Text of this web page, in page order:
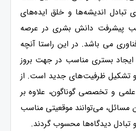
تبادل اندیشه‌ها و خلق ایده‌های
پیشرفت دانش بشری در عرصه
می باشد. در این راستا آنچه
بستری مناسب در جهت بروز
تشکیل ظرفیت‌های جدید است. از
و تخصصی گوناگون، علاوه بر
مسائل، می‌توانند موقعیتی مناسب
تبادل دیدگاه‌ها محسوب گردند.